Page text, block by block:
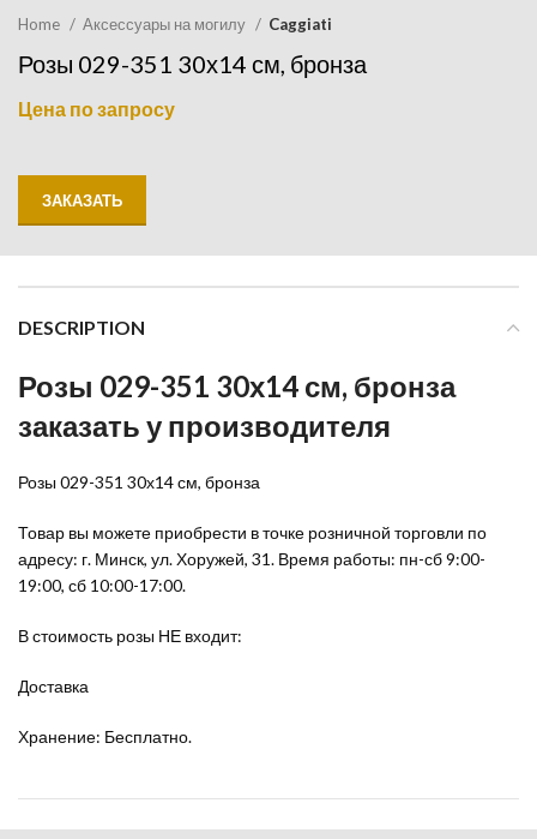
Home Аксессуары на могилу Caggiati
Розы 029-351 30х14 см, бронза
Цена по запросу
ЗАКАЗАТЬ
DESCRIPTION
Розы 029-351 30х14 см, бронза
заказать у производителя
Розы 029-351 30х14 см, бронза
Товар вы можете приобрести в точке розничной торговли по
адресу: г. Минск, ул. Хоружей, 31. Время работы: пн-сб 9:00-
19:00, сб 10:00-17:00.
В стоимость розы НЕ входит:
Доставка
Хранение: Бесплатно.